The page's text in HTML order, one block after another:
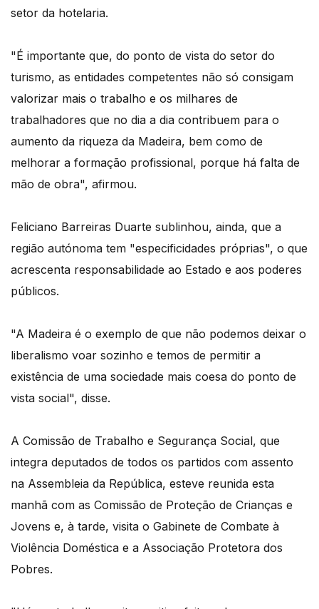
setor da hotelaria.
"É importante que, do ponto de vista do setor do
turismo, as entidades competentes não só consigam
valorizar mais o trabalho e os milhares de
trabalhadores que no dia a dia contribuem para o
aumento da riqueza da Madeira, bem como de
melhorar a formação profissional, porque há falta de
mão de obra", afirmou.
Feliciano Barreiras Duarte sublinhou, ainda, que a
região autónoma tem "especificidades próprias", o que
acrescenta responsabilidade ao Estado e aos poderes
públicos.
"A Madeira é o exemplo de que não podemos deixar o
liberalismo voar sozinho e temos de permitir a
existência de uma sociedade mais coesa do ponto de
vista social", disse.
A Comissão de Trabalho e Segurança Social, que
integra deputados de todos os partidos com assento
na Assembleia da República, esteve reunida esta
manhã com as Comissão de Proteção de Crianças e
Jovens e, à tarde, visita o Gabinete de Combate à
Violência Doméstica e a Associação Protetora dos
Pobres.